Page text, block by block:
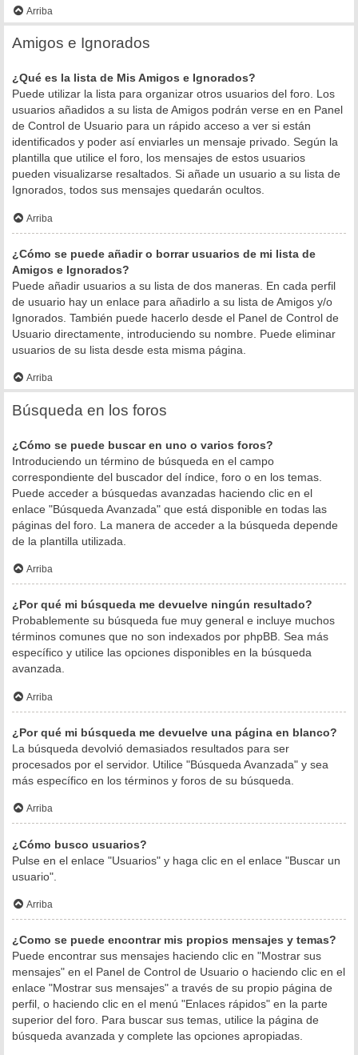
Arriba
Amigos e Ignorados
¿Qué es la lista de Mis Amigos e Ignorados?
Puede utilizar la lista para organizar otros usuarios del foro. Los
usuarios añadidos a su lista de Amigos podrán verse en en Panel
de Control de Usuario para un rápido acceso a ver si están
identificados y poder así enviarles un mensaje privado. Según la
plantilla que utilice el foro, los mensajes de estos usuarios
pueden visualizarse resaltados. Si añade un usuario a su lista de
Ignorados, todos sus mensajes quedarán ocultos.
Arriba
¿Cómo se puede añadir o borrar usuarios de mi lista de
Amigos e Ignorados?
Puede añadir usuarios a su lista de dos maneras. En cada perfil
de usuario hay un enlace para añadirlo a su lista de Amigos y/o
Ignorados. También puede hacerlo desde el Panel de Control de
Usuario directamente, introduciendo su nombre. Puede eliminar
usuarios de su lista desde esta misma página.
Arriba
Búsqueda en los foros
¿Cómo se puede buscar en uno o varios foros?
Introduciendo un término de búsqueda en el campo
correspondiente del buscador del índice, foro o en los temas.
Puede acceder a búsquedas avanzadas haciendo clic en el
enlace "Búsqueda Avanzada" que está disponible en todas las
páginas del foro. La manera de acceder a la búsqueda depende
de la plantilla utilizada.
Arriba
¿Por qué mi búsqueda me devuelve ningún resultado?
Probablemente su búsqueda fue muy general e incluye muchos
términos comunes que no son indexados por phpBB. Sea más
específico y utilice las opciones disponibles en la búsqueda
avanzada.
Arriba
¿Por qué mi búsqueda me devuelve una página en blanco?
La búsqueda devolvió demasiados resultados para ser
procesados por el servidor. Utilice "Búsqueda Avanzada" y sea
más específico en los términos y foros de su búsqueda.
Arriba
¿Cómo busco usuarios?
Pulse en el enlace "Usuarios" y haga clic en el enlace "Buscar un
usuario".
Arriba
¿Como se puede encontrar mis propios mensajes y temas?
Puede encontrar sus mensajes haciendo clic en "Mostrar sus
mensajes" en el Panel de Control de Usuario o haciendo clic en el
enlace "Mostrar sus mensajes" a través de su propio página de
perfil, o haciendo clic en el menú "Enlaces rápidos" en la parte
superior del foro. Para buscar sus temas, utilice la página de
búsqueda avanzada y complete las opciones apropiadas.